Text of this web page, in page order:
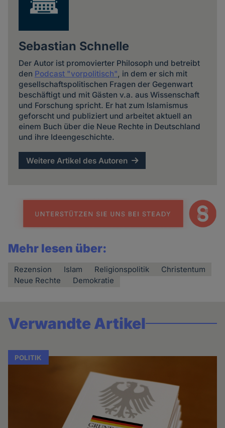
Sebastian Schnelle
Der Autor ist promovierter Philosoph und betreibt
den Podcast "vorpolitisch", in dem er sich mit
gesellschaftspolitischen Fragen der Gegenwart
beschäftigt und mit Gästen v.a. aus Wissenschaft
und Forschung spricht. Er hat zum Islamismus
geforscht und publiziert und arbeitet aktuell an
einem Buch über die Neue Rechte in Deutschland
und ihre Ideengeschichte.
Weitere Artikel des Autoren
Mehr lesen über:
Rezension Islam Religionspolitik
Christentum
Neue Rechte
Demokratie
Verwandte Artikel
POLITIK